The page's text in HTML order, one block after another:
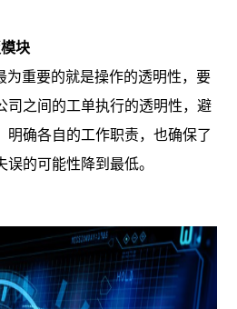
块
为重要的就是操作的透明性，要
司之间的工单执行的透明性，避
明确各自的工作职责，也确保了
的可能性降到最低。